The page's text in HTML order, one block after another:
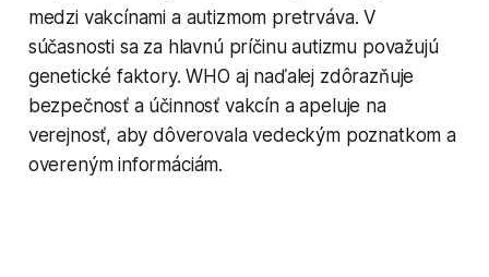
medzi vakcínami a autizmom pretrváva. V
súčasnosti sa za hlavnú príčinu autizmu považujú
genetické faktory. WHO aj naďalej zdôrazňuje
bezpečnosť a účinnosť vakcín a apeluje na
verejnosť, aby dôverovala vedeckým poznatkom a
overeným informáciám.